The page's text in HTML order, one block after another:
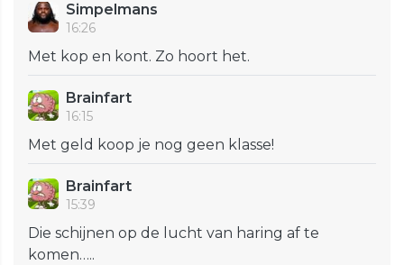
Simpelmans
16:26
Met kop en kont. Zo hoort het.
Brainfart
16:15
Met geld koop je nog geen klasse!
Brainfart
15:39
Die schijnen op de lucht van haring af te
komen…..